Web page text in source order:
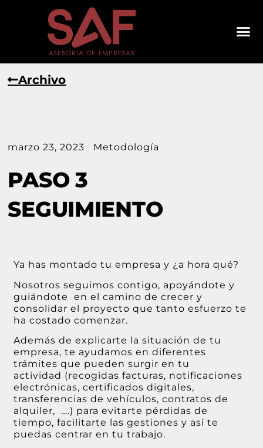
Archivo
marzo 23, 2023 Metodología
PASO 3
SEGUIMIENTO
Ya has montado tu empresa y ¿a hora qué?
Nosotros seguimos contigo, apoyándote y
guiándote en el camino de crecer y
consolidar el proyecto que tanto esfuerzo te
ha costado comenzar.
Además de explicarte la situación de tu
empresa, te ayudamos en diferentes
trámites que pueden surgir en tu
actividad (recogidas facturas, notificaciones
electrónicas, certificados digitales,
transferencias de vehículos, contratos de
alquiler, ….) para evitarte pérdidas de
tiempo, facilitarte las gestiones y así te
puedas centrar en tu trabajo.